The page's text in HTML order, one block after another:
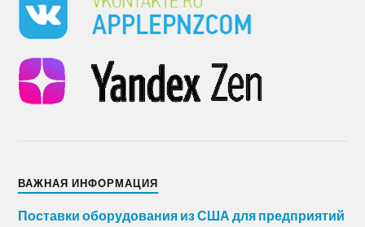
ВАЖНАЯ ИНФОРМАЦИЯ
Поставки оборудования из США для предприятий